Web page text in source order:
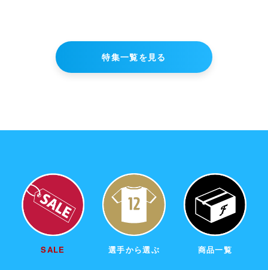
特集一覧を見る
SALE 選手から選ぶ 商品一覧